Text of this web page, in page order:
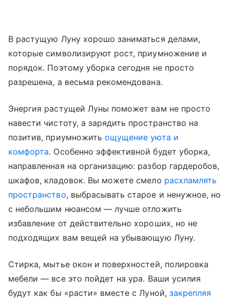
В растущую Луну хорошо заниматься делами,
которые символизируют рост, приумножение и
порядок. Поэтому уборка сегодня не просто
разрешена, а весьма рекомендована.
Энергия растущей Луны поможет вам не просто
навести чистоту, а зарядить пространство на
позитив, приумножитьощущение уюта и
комфорта. Особенно эффективной будет уборка,
направленная на организацию: разбор гардеробов,
шкафов, кладовок. Вы можете смело расхламлять
пространство, выбрасывать старое и ненужное, но
с небольшим нюансом — лучше отложить
избавление от действительно хороших, но не
подходящих вам вещей на убывающую Луну.
Стирка, мытье окон и поверхностей, полировка
мебели — все это пойдет на ура. Ваши усилия
будут как бы «расти» вместе с Луной, закрепляя